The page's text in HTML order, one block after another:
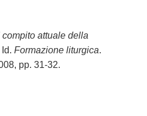
compito attuale della
Id.Formazione liturgica.
pp. 31-32.